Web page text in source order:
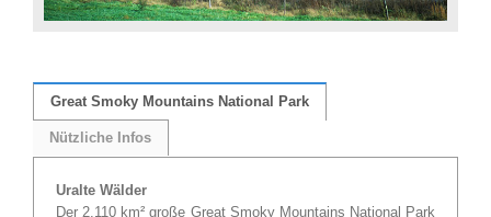
Great Smoky Mountains National Park
Nützliche Infos
Uralte Wälder
Der 2.110 km² große Great Smoky Mountains National Park